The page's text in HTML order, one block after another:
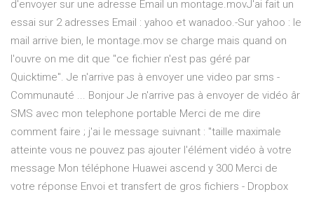
d'envoyer sur une adresse Email un montage.movJ'ai fait un
essai sur 2 adresses Email : yahoo et wanadoo.-Sur yahoo : le
mail arrive bien, le montage.mov se charge mais quand on
l'ouvre on me dit que "ce fichier n'est pas géré par
Quicktime". Je n'arrive pas à envoyer une video par sms -
Communauté ... Bonjour Je n'arrive pas à envoyer de vidéo âr
SMS avec mon telephone portable Merci de me dire
comment faire ; j'ai le message suivnant : "taille maximale
atteinte vous ne pouvez pas ajouter l'élément vidéo à votre
message Mon téléphone Huawei ascend y 300 Merci de
votre réponse Envoi et transfert de gros fichiers - Dropbox